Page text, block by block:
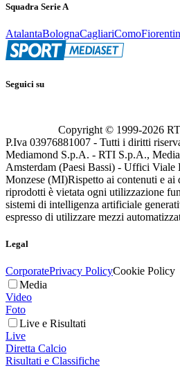
Squadra Serie A
AtalantaBolognaCagliariComo
Seguici su
Copyright © 1999-2026
P.Iva 03976881007 - Tutti i diritti
Mediamond S.p.A. - RTI S.p.A.,
Amsterdam (Paesi Bassi) - Uffici
Monzese (MI)Rispetto ai contenuti e ai
riprodotti è vietata ogni utilizzazione
sistemi di intelligenza artificiale
espresso di utilizzare mezzi
Legal
CorporatePrivacy PolicyCookie Policy
Media
Video
Foto
Live e Risultati
Live
Diretta Calcio
Risultati e Classifiche